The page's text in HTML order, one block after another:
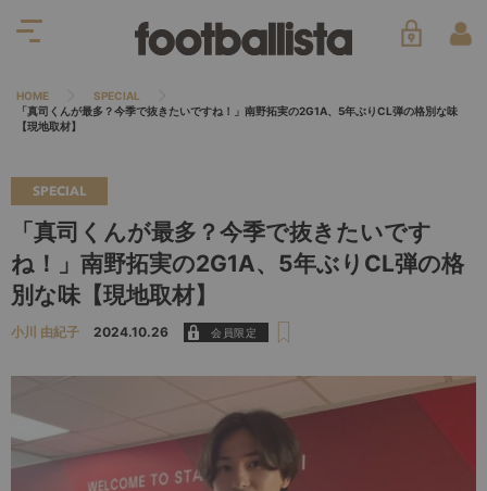
HOME
SPECIAL
「真司くんが最多？今季で抜きたいですね！」南野拓実の2G1A、5年ぶりCL弾の格別な味
【現地取材】
SPECIAL
「真司くんが最多？今季で抜きたいです
ね！」南野拓実の2G1A、5年ぶりCL弾の格
別な味【現地取材】
小川 由紀子 2024.10.26